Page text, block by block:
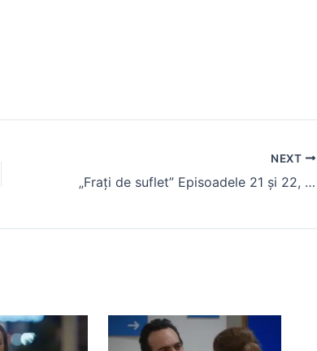
NEXT
„Frați de suflet” Episoadele 21 și 22, rezumat. Gulayse este nevoită să facă o alegere